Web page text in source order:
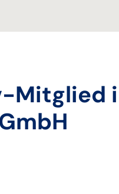
Mitglied